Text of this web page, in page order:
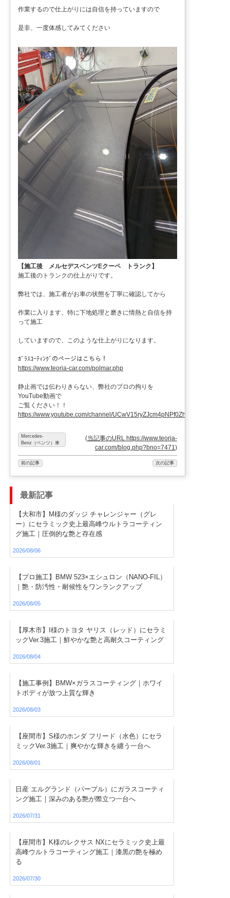
作業するので仕上がりには自信を持っていますので
是非、一度体感してみてください
【施工後 メルセデスベンツEクーペ トランク】
施工後のトランクの仕上がりです。
弊社では、施工者がお車の状態を丁寧に確認してから
作業に入ります、特に下地処理と磨きに情熱と自信を持
って施工
していますので、このような仕上がりになります。
ｶﾞﾗｽｺｰﾃｨﾝｸﾞのページはこちら！
https://www.teoria-car.com/polmar.php
静止画では伝わりきらない、弊社のプロの拘りを
YouTube動画で
ご覧ください！！
https://www.youtube.com/channel/UCwV15ryZJcm4pNPf0ZhXu9g
Mercedes-
Benz（ベンツ）車
(当記事のURL https://www.teoria-
car.com/blog.php?bno=7471 )
前の記事 次の記事
最新記事
【大和市】M様のダッジ チャレンジャー（グレ
ー）にセラミック史上最高峰ウルトラコーティン
グ施工｜圧倒的な艶と存在感
2026/08/06
【プロ施工】BMW 523×エシュロン（NANO-FIL）
｜艶・防汚性・耐候性をワンランクアップ
2026/08/05
【厚木市】I様のトヨタ ヤリス（レッド）にセラミ
ックVer.3施工｜鮮やかな艶と高耐久コーティング
2026/08/04
【施工事例】BMW×ガラスコーティング｜ホワイ
トボディが放つ上質な輝き
2026/08/03
【座間市】S様のホンダ フリード（水色）にセラ
ミックVer.3施工｜爽やかな輝きを纏う一台へ
2026/08/01
日産 エルグランド（パープル）にガラスコーティ
ング施工｜深みのある艶が際立つ一台へ
2026/07/31
【座間市】K様のレクサス NXにセラミック史上最
高峰ウルトラコーティング施工｜漆黒の艶を極め
る
2026/07/30